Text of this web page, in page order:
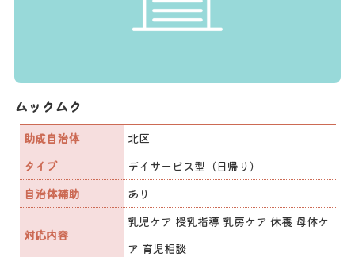
ムックムク
助成自治体
北区
タイプ
デイサービス型（日帰り）
自治体補助
あり
対応内容
乳児ケア 授乳指導 乳房ケア 休養 母体ケ
ア 育児相談